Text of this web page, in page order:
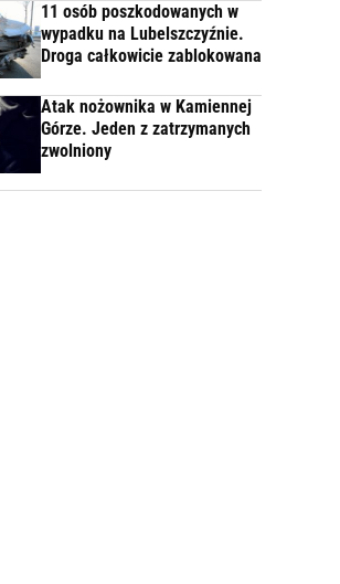
11 osób poszkodowanych w
wypadku na Lubelszczyźnie.
Droga całkowicie zablokowana
Atak nożownika w Kamiennej
Górze. Jeden z zatrzymanych
zwolniony